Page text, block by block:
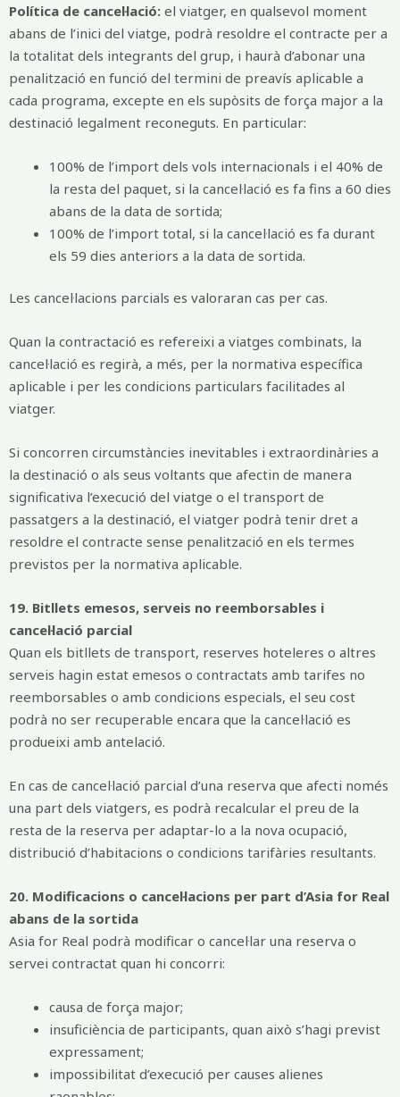
Política de cancel·lació: el viatger, en qualsevol moment
abans de l’inici del viatge, podrà resoldre el contracte per a
la totalitat dels integrants del grup, i haurà d’abonar una
penalització en funció del termini de preavís aplicable a
cada programa, excepte en els supòsits de força major a la
destinació legalment reconeguts. En particular:
100% de l’import dels vols internacionals i el 40% de
la resta del paquet, si la cancel·lació es fa fins a 60 dies
abans de la data de sortida;
100% de l’import total, si la cancel·lació es fa durant
els 59 dies anteriors a la data de sortida.
Les cancel·lacions parcials es valoraran cas per cas.
Quan la contractació es refereixi a viatges combinats, la
cancel·lació es regirà, a més, per la normativa específica
aplicable i per les condicions particulars facilitades al
viatger.
Si concorren circumstàncies inevitables i extraordinàries a
la destinació o als seus voltants que afectin de manera
significativa l’execució del viatge o el transport de
passatgers a la destinació, el viatger podrà tenir dret a
resoldre el contracte sense penalització en els termes
previstos per la normativa aplicable.
19. Bitllets emesos, serveis no reemborsables i
cancel·lació parcial
Quan els bitllets de transport, reserves hoteleres o altres
serveis hagin estat emesos o contractats amb tarifes no
reemborsables o amb condicions especials, el seu cost
podrà no ser recuperable encara que la cancel·lació es
produeixi amb antelació.
En cas de cancel·lació parcial d’una reserva que afecti només
una part dels viatgers, es podrà recalcular el preu de la
resta de la reserva per adaptar-lo a la nova ocupació,
distribució d’habitacions o condicions tarifàries resultants.
20. Modificacions o cancel·lacions per part d’Asia for Real
abans de la sortida
Asia for Real podrà modificar o cancel·lar una reserva o
servei contractat quan hi concorri:
causa de força major;
insuficiència de participants, quan això s’hagi previst
expressament;
impossibilitat d’execució per causes alienes